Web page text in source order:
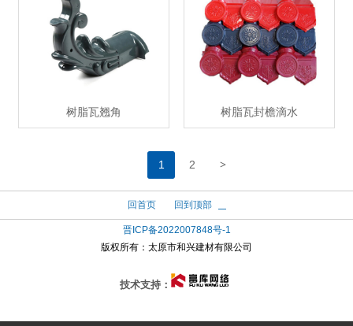
树脂瓦翘角 树脂瓦封檐滴水
1 2 >
回首页 回到顶部
晋ICP备2022007848号-1
版权所有： 太原市和兴建材有限公司
技术支持：